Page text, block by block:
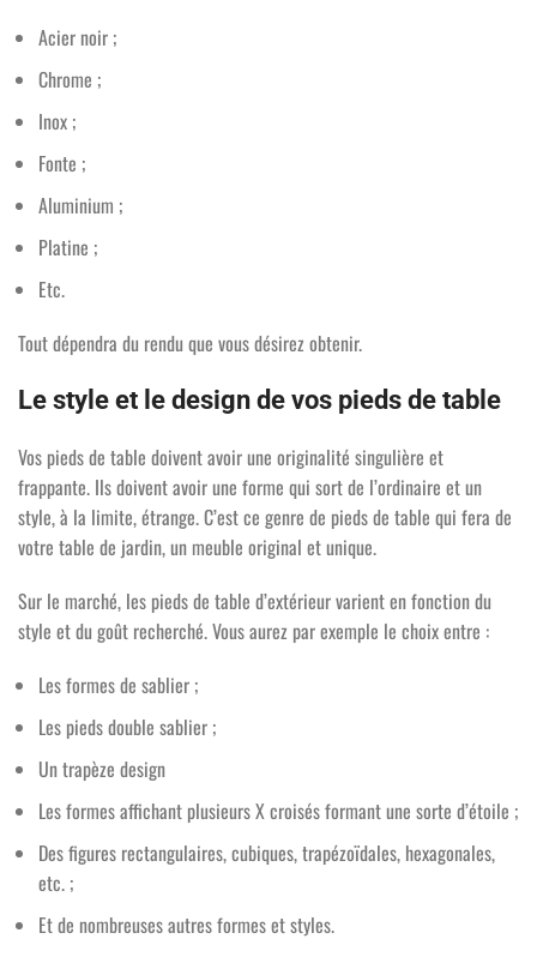
Acier noir ;
Chrome ;
Inox ;
Fonte ;
Aluminium ;
Platine ;
Etc.
Tout dépendra du rendu que vous désirez obtenir.
Le style et le design de vos pieds de table
Vos pieds de table doivent avoir une originalité singulière et
frappante. Ils doivent avoir une forme qui sort de l’ordinaire et un
style, à la limite, étrange. C’est ce genre de pieds de table qui fera de
votre table de jardin, un meuble original et unique.
Sur le marché, les pieds de table d’extérieur varient en fonction du
style et du goût recherché. Vous aurez par exemple le choix entre :
Les formes de sablier ;
Les pieds double sablier ;
Un trapèze design
Les formes affichant plusieurs X croisés formant une sorte d’étoile ;
Des figures rectangulaires, cubiques, trapézoïdales, hexagonales,
etc. ;
Et de nombreuses autres formes et styles.